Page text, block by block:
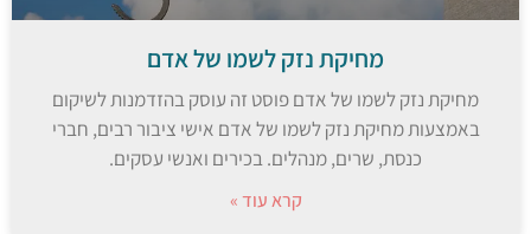
מחיקת נזק לשמו של אדם
מחיקת נזק לשמו של אדם פוסט זה עוסק בהזדמנות לשיקום
באמצעות מחיקת נזק לשמו של אדם אישי ציבור רבים, חברי
כנסת, שרים, מנהלים. בכירים ואנשי עסקים.
קרא עוד »